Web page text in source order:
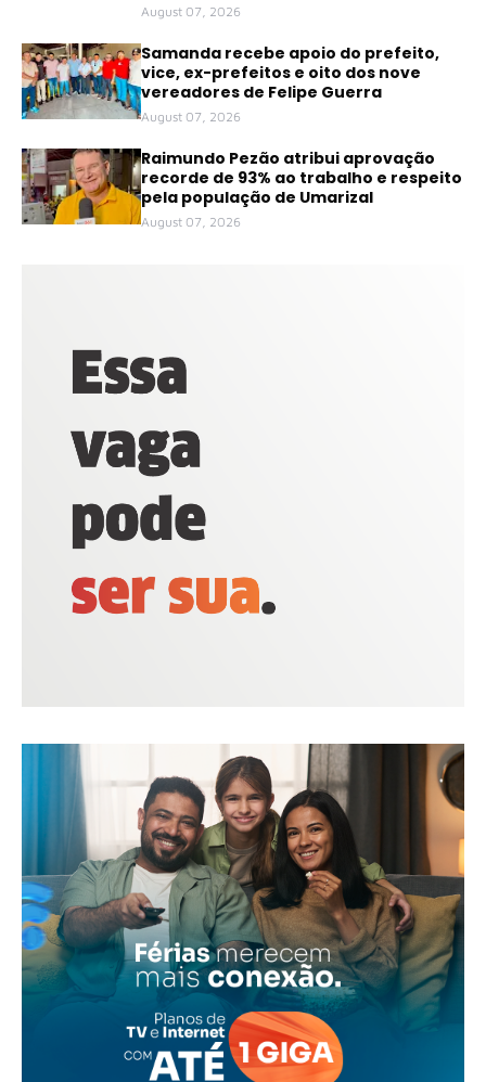
August 07, 2026
Samanda recebe apoio do prefeito,
vice, ex-prefeitos e oito dos nove
vereadores de Felipe Guerra
August 07, 2026
Raimundo Pezão atribui aprovação
recorde de 93% ao trabalho e respeito
pela população de Umarizal
August 07, 2026